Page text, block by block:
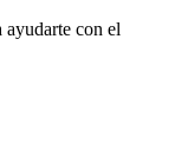
ayudarte con el